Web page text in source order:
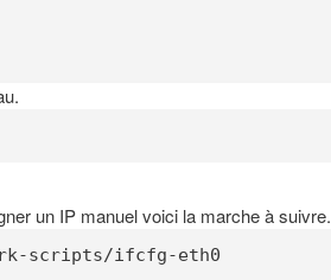
un IP manuel voici la marche à suivre.
scripts/ifcfg-eth0